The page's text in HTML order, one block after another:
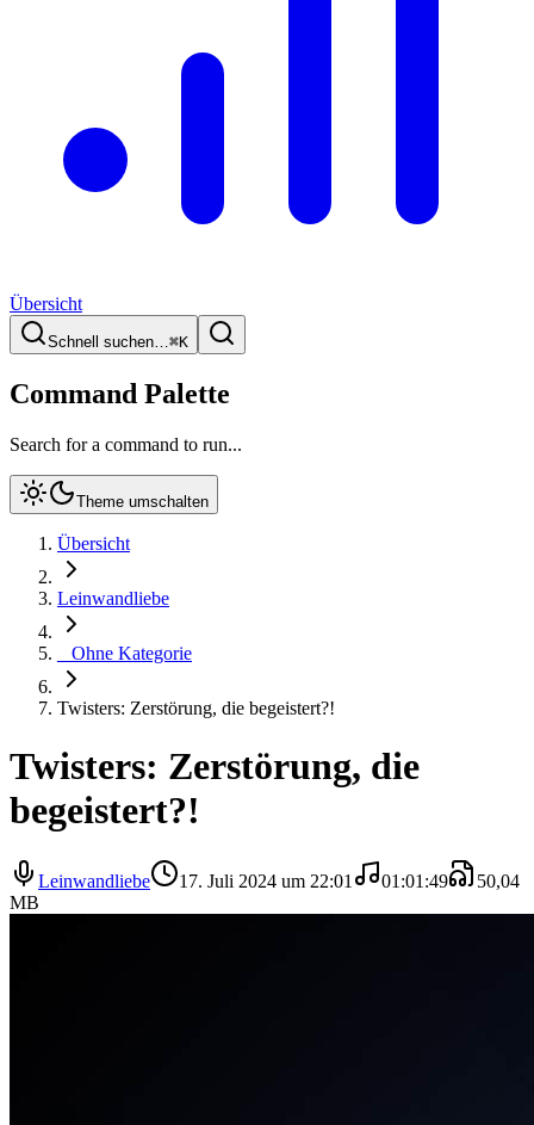
Übersicht
Schnell suchen…⌘K
Command Palette
Search for a command to run...
Theme umschalten
Übersicht
Leinwandliebe
_ Ohne Kategorie
Twisters: Zerstörung, die begeistert?!
Twisters: Zerstörung, die
begeistert?!
Leinwandliebe 17. Juli 2024 um 22:01 01:01:49
50,04
MB